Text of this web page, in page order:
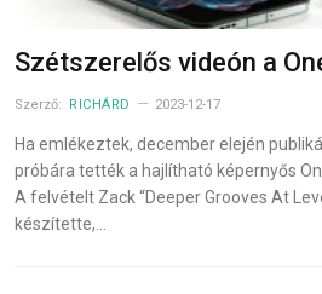
Szétszerelős videón a
Szerző: RICHÁRD 2023-12-17
Ha emlékeztek, december elején
próbára tették a hajlítható képernyős
A felvételt Zack “Deeper Grooves At
készítette,…